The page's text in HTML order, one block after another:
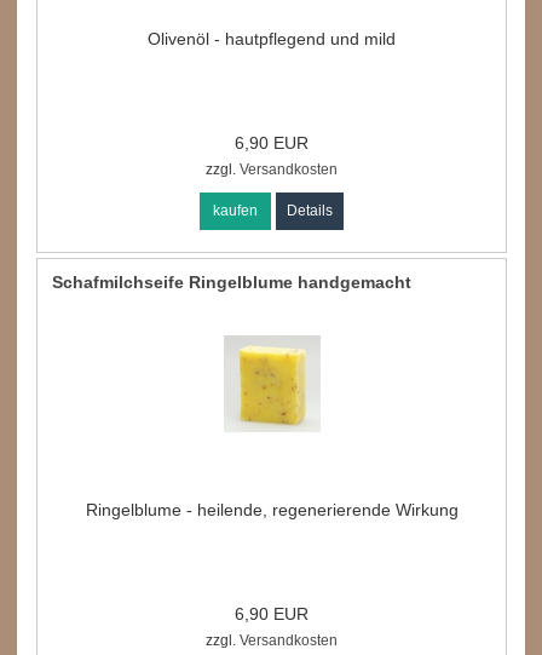
Olivenöl - hautpflegend und mild
6,90 EUR
zzgl. Versandkosten
kaufen Details
Schafmilchseife Ringelblume handgemacht
Ringelblume - heilende, regenerierende Wirkung
6,90 EUR
zzgl. Versandkosten